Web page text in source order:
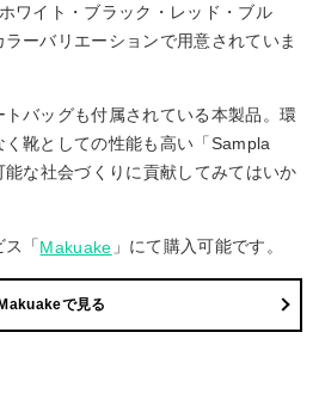
ワイト・ブラック・レッド・ブル
ーバリエーションで用意されていま
バッグも付属されている本製品。環
靴としての性能も高い「Sampla
な社会づくりに貢献してみてはいか
ス「Makuake 」にて購入可能です。
Makuakeで見る